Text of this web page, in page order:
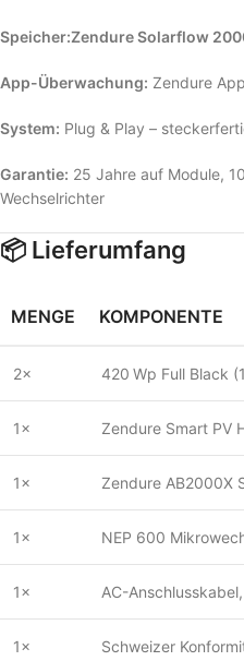
Speicher:Zendure Solarflow
App-Überwachung: Zendure
System: Plug & Play –
Garantie: 25 Jahre auf Module,
Wechselrichter
📦 Lieferumfang
MENGE KOMPONENTE
2× 420 Wp Full Black
1× Zendure Smart PV
1× Zendure AB2000X
1× NEP 600
1× AC-
1× Schweizer